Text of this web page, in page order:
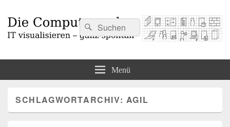
Suchen
nach:
Suchen
Menü
SCHLAGWORTARCHIV: AGIL